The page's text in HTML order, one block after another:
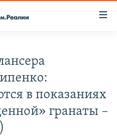
ИСТОРИЙ СОПРОТИВЛЕНИЯ
в показаниях
гранаты –